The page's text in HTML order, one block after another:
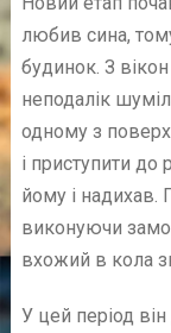
любив сина,
будинок. З
неподалік
одному з
і приступити
йому і надихав.
виконуючи
вхожий в кола
У цей період він